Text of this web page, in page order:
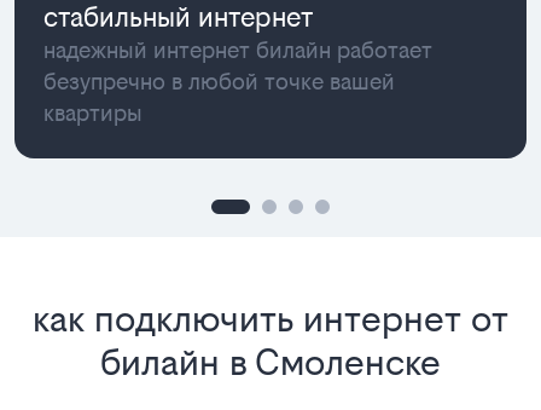
стабильный интернет
надежный интернет билайн работает
безупречно в любой точке вашей
квартиры
как подключить интернет от
билайн в Смоленске